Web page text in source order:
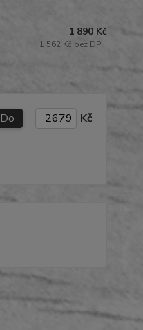
1 890 Kč
1 562 Kč bez DPH
Do Kč